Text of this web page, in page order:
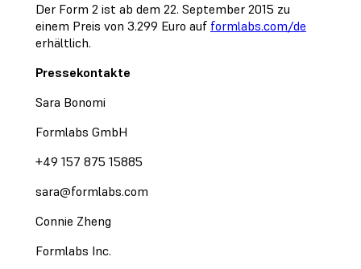
Der Form 2 ist ab dem 22. September 2015 zu
einem Preis von 3.299 Euro auf formlabs.com/de
erhältlich.
Pressekontakte
Sara Bonomi
Formlabs GmbH
+49 157 875 15885
sara@formlabs.com
Connie Zheng
Formlabs Inc.